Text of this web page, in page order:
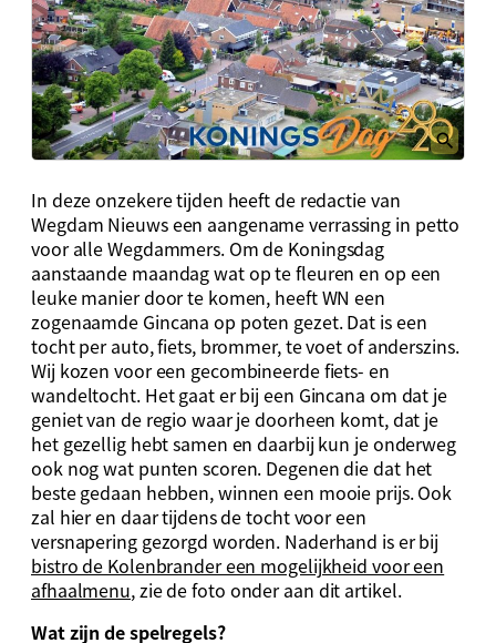
In deze onzekere tijden heeft de redactie van
Wegdam Nieuws een aangename verrassing in petto
voor alle Wegdammers. Om de Koningsdag
aanstaande maandag wat op te fleuren en op een
leuke manier door te komen, heeft WN een
zogenaamde Gincana op poten gezet. Dat is een
tocht per auto, fiets, brommer, te voet of anderszins.
Wij kozen voor een gecombineerde fiets- en
wandeltocht. Het gaat er bij een Gincana om dat je
geniet van de regio waar je doorheen komt, dat je
het gezellig hebt samen en daarbij kun je onderweg
ook nog wat punten scoren. Degenen die dat het
beste gedaan hebben, winnen een mooie prijs. Ook
zal hier en daar tijdens de tocht voor een
versnapering gezorgd worden. Naderhand is er bij
bistro de Kolenbrander een mogelijkheid voor een
afhaalmenu, zie de foto onder aan dit artikel.
Wat zijn de spelregels?